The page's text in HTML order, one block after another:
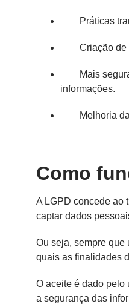
Práticas
Criação de
Mais
informações.
Melhoria
Como
A LGPD concede ao
captar dados
Ou seja, sempre que
quais as finalidades
O aceite é dado pelo
a segurança das